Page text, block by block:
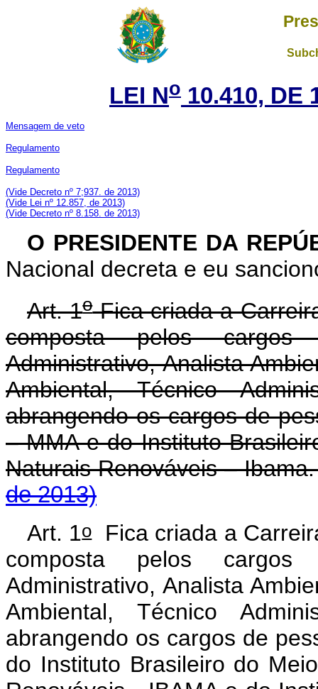
LEI No 10.410, DE
Mensagem de veto
Regulamento
Regulamento
(Vide Decreto nº 7;937. de 2013)
(Vide Lei nº 12.857, de 2013)
(Vide Decreto nº 8.158. de 2013)
O PRESIDENTE DA
Nacional decreta e eu
Art. 1oFica criada a
composta pelos
Administrativo, Analista
Ambiental, Técnico
abrangendo os cargos de
– MMA e do Instituto
Naturais Renováveis –
de 2013)
Art. 1oFica criada a
composta pelos
Administrativo, Analista
Ambiental, Técnico
abrangendo os cargos de
do Instituto Brasileiro do